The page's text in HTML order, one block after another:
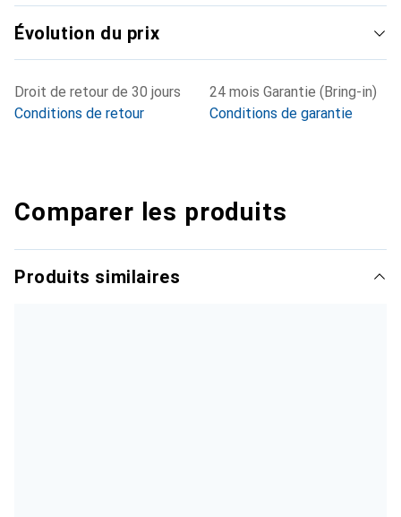
Évolution du prix
Droit de retour de 30 jours
Conditions de retour
24 mois Garantie (Bring-in)
Conditions de garantie
Comparer les produits
Produits similaires